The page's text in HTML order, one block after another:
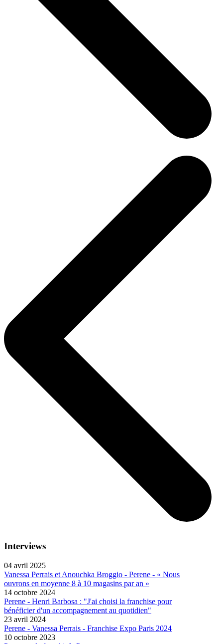
Interviews
04 avril 2025
Vanessa Perrais et Anouchka Broggio - Perene - « Nous
ouvrons en moyenne 8 à 10 magasins par an »
14 octobre 2024
Perene - Henri Barbosa : "J'ai choisi la franchise pour
bénéficier d'un accompagnement au quotidien"
23 avril 2024
Perene - Vanessa Perrais - Franchise Expo Paris 2024
10 octobre 2023